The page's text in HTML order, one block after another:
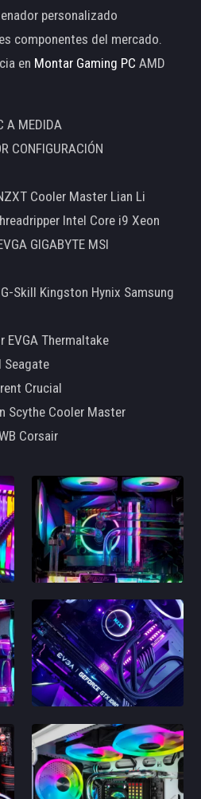
personalizado
componentes del mercado.
en Montar Gaming PC AMD
A MEDIDA
CONFIGURACIÓN
Cooler Master Lian Li
Intel Core i9 Xeon
GIGABYTE MSI
Skill Kingston Hynix Samsung
EVGA Thermaltake
Seagate
Crucial
Scythe Cooler Master
Corsair